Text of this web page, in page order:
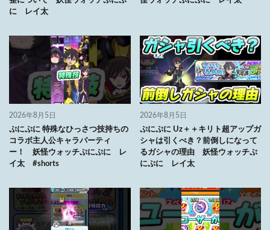
に レイ太
2026年8月5日
ぷにぷに 特殊なひっさつ技持ちの
コラボ主人公キャラパーティ
ー！ 妖怪ウォッチぷにぷに レ
イ太 #shorts
2026年8月5日
ぷにぷに Uz＋＋キリト超アップガ
シャは引くべき？前倒しになって
るガシャの理由 妖怪ウォッチぷ
にぷに レイ太